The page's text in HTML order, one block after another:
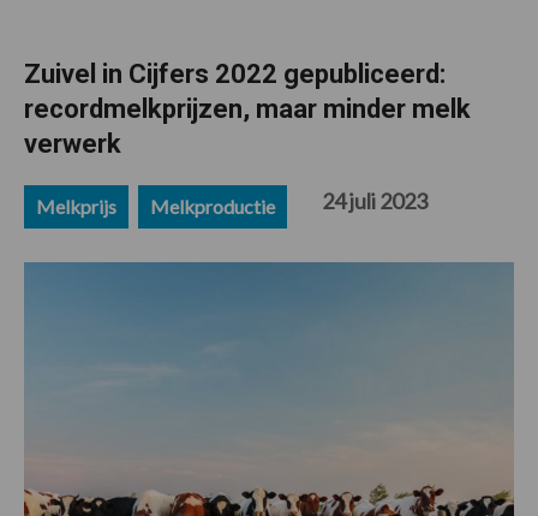
Zuivel in Cijfers 2022 gepubliceerd:
recordmelkprijzen, maar minder melk
verwerk
Melkprijs Melkproductie 24 juli 2023